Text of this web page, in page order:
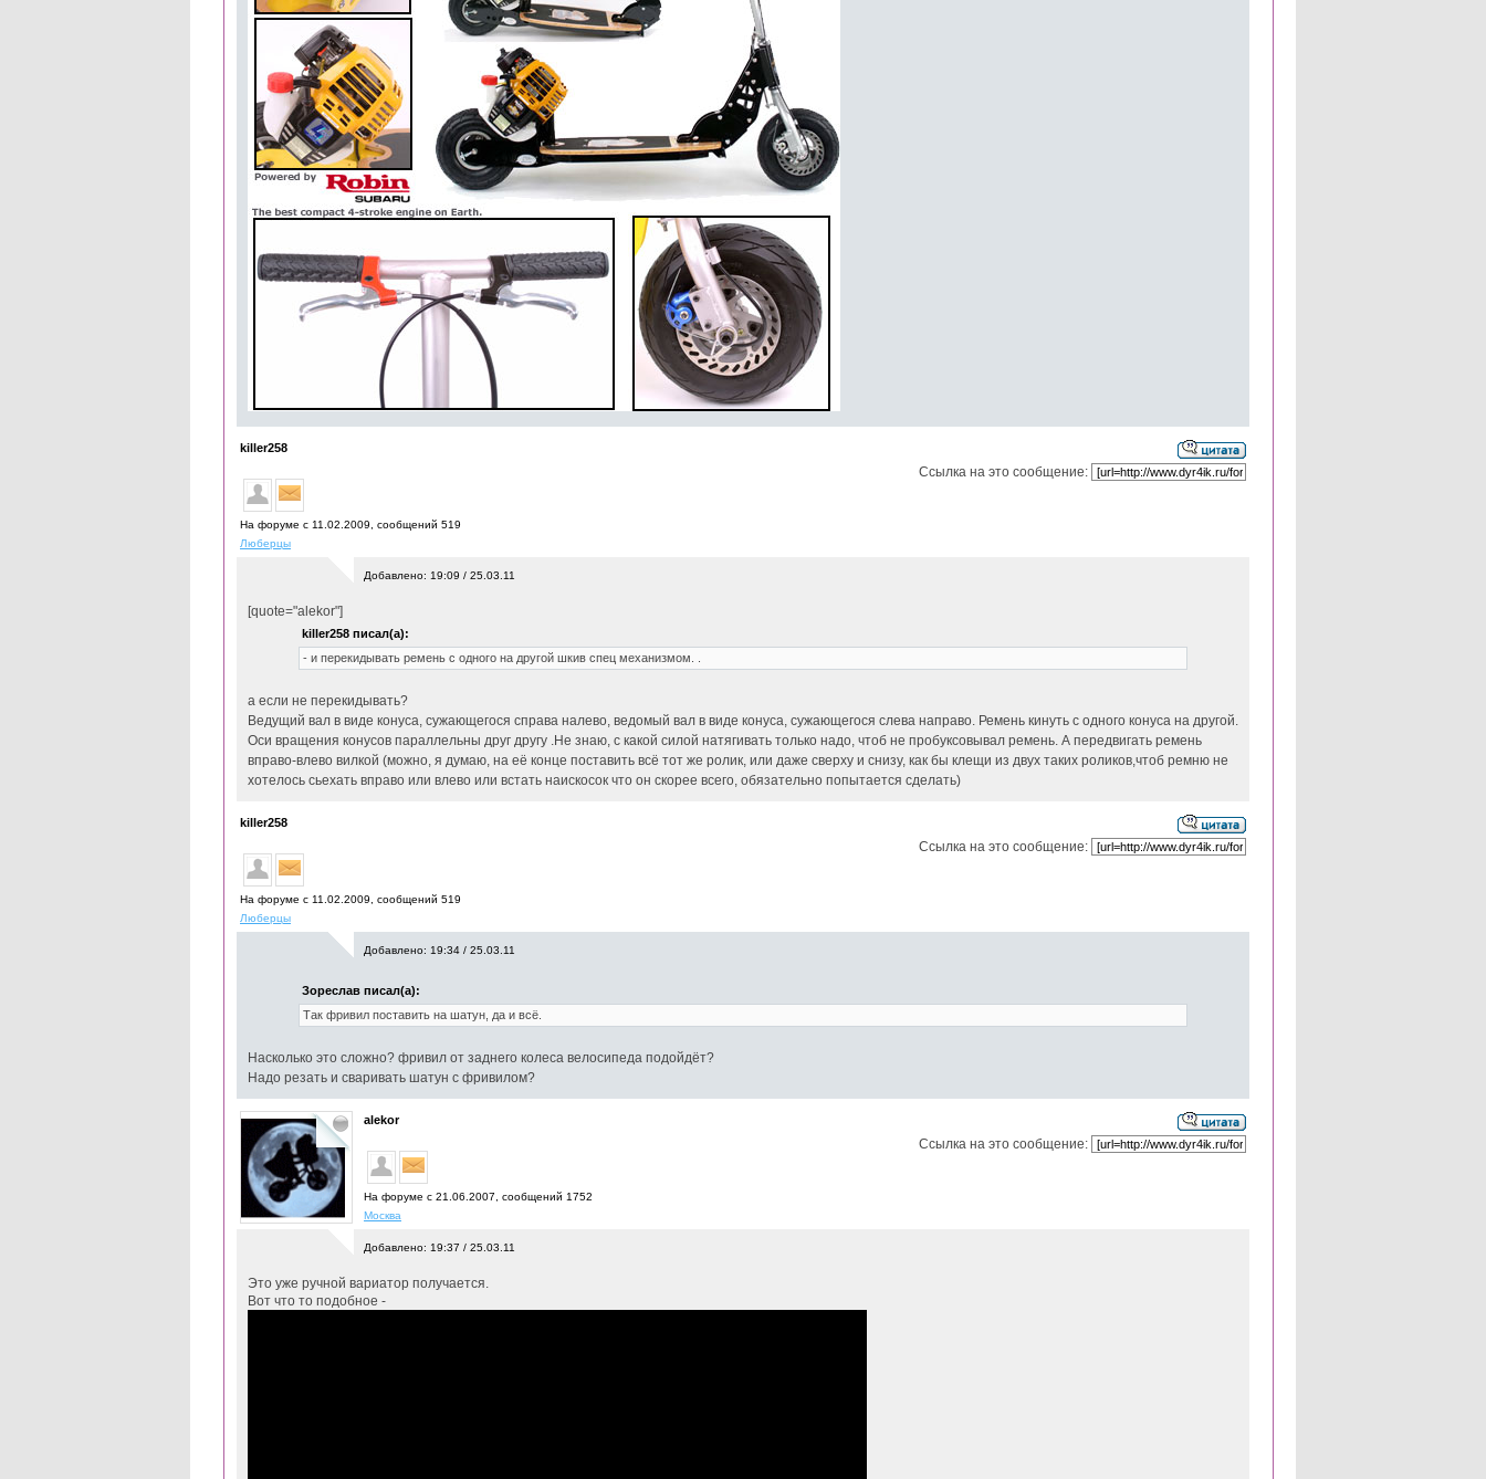
killer258
На форуме с 11.02.2009, cообщений 519
Люберцы
Ссылка на это сообщение:
Добавлено: 19:09 / 25.03.11
[quote="alekor"]
killer258 писал(а):
- и перекидывать ремень с одного на другой шкив спец механизмом. .
а если не перекидывать?
Ведущий вал в виде конуса, сужающегося справа налево, ведомый вал в виде конуса, сужающегося слева направо. Ремень кинуть с одного конуса на другой.
Оси вращения конусов параллельны друг другу .Не знаю, с какой силой натягивать только надо, чтоб не пробуксовывал ремень. А передвигать ремень
вправо-влево вилкой (можно, я думаю, на её конце поставить всё тот же ролик, или даже сверху и снизу, как бы клещи из двух таких роликов,чтоб ремню не
хотелось сьехать вправо или влево или встать наискосок что он скорее всего, обязательно попытается сделать)
killer258
На форуме с 11.02.2009, cообщений 519
Люберцы
Ссылка на это сообщение:
Добавлено: 19:34 / 25.03.11
Зореслав писал(а):
Так фривил поставить на шатун, да и всё.
Насколько это сложно? фривил от заднего колеса велосипеда подойдёт?
Надо резать и сваривать шатун с фривилом?
alekor
На форуме с 21.06.2007, cообщений 1752
Москва
Ссылка на это сообщение:
Добавлено: 19:37 / 25.03.11
Это уже ручной вариатор получается.
Вот что то подобное -